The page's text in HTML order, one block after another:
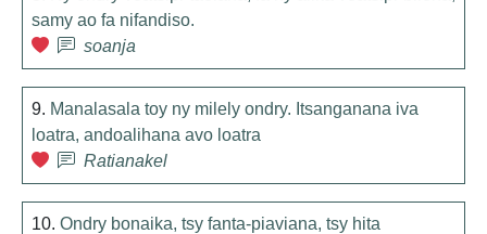
samy ao fa nifandiso.
soanja
9. Manalasala toy ny milely ondry. Itsanganana iva
loatra, andoalihana avo loatra
Ratianakel
10. Ondry bonaika, tsy fanta-piaviana, tsy hita